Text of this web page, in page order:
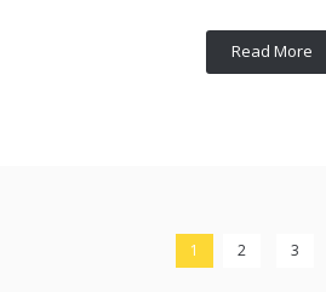
Read More
1 2 3